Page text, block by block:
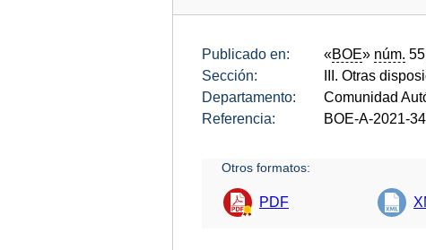
Publicado en: «BOE» núm.
Sección:
III. Otras
Departamento:
Comunidad
Referencia:
BOE-A-2021-
Otros formatos:
PDF